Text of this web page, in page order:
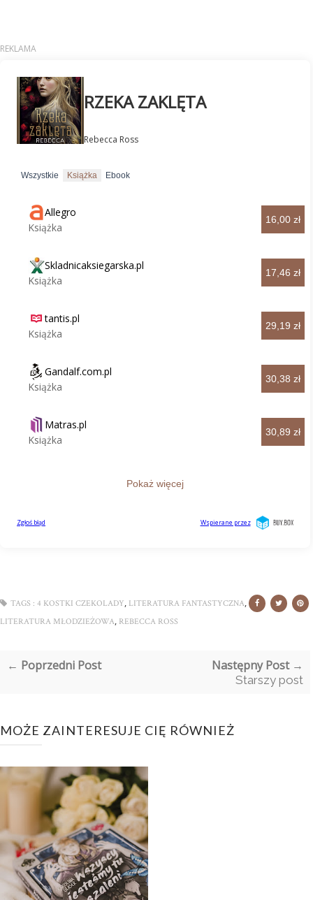
TAGS : 4 KOSTKI CZEKOLADY, LITERATURA FANTASTYCZNA,
LITERATURA MŁODZIEŻOWA, REBECCA ROSS
← Poprzedni Post Następny Post →
Starszy post
MOŻE ZAINTERESUJE CIĘ RÓWNIEŻ